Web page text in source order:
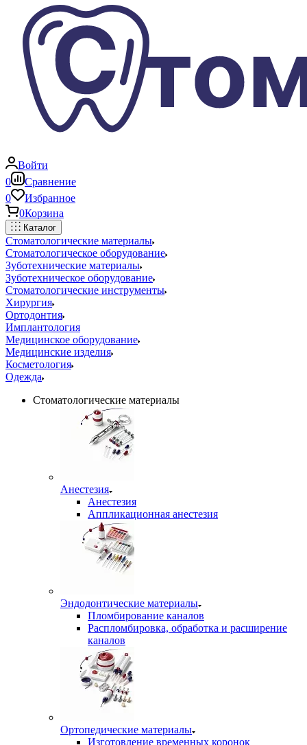
Войти
0
Сравнение
0
Избранное
0Корзина
Каталог
Стоматологические материалы
Стоматологическое оборудование
Зуботехнические материалы
Зуботехническое оборудование
Стоматологические инструменты
Хирургия
Ортодонтия
Имплантология
Медицинское оборудование
Медицинские изделия
Косметология
Одежда
Стоматологические материалы
Анестезия
Анестезия
Аппликационная анестезия
Эндодонтические материалы
Пломбирование каналов
Распломбировка, обработка и расширение
каналов
Ортопедические материалы
Изготовление временных коронок